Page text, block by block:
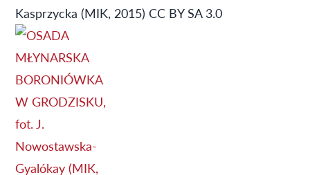
Kasprzycka (MIK, 2015) CC BY SA 3.0